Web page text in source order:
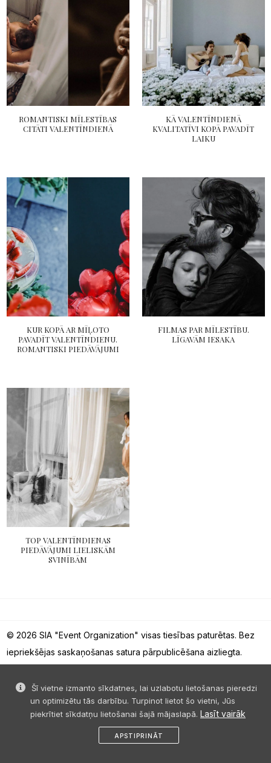
ROMANTISKI MĪLESTĪBAS
CITĀTI VALENTĪNDIENĀ
KĀ VALENTĪNDIENĀ
KVALITATĪVI KOPĀ PAVADĪT
LAIKU
KUR KOPĀ AR MĪĻOTO
PAVADĪT VALENTĪNDIENU.
ROMANTISKI PIEDĀVĀJUMI
FILMAS PAR MĪLESTĪBU.
LĪGAVĀM IESAKA
TOP VALENTĪNDIENAS
PIEDĀVĀJUMI LIELISKĀM
SVINĪBĀM
Šī vietne izmanto sīkdatnes, lai uzlabotu lietošanas pieredzi
un optimizētu tās darbību. Turpinot lietot šo vietni, Jūs
piekrītiet sīkdatņu lietošanai šajā mājaslapā. Lasīt vairāk
APSTIPRINĀT
© 2026 SIA "Event Organization" visas tiesības paturētas. Bez
iepriekšējas saskaņošanas satura pārpublicēšana aizliegta.